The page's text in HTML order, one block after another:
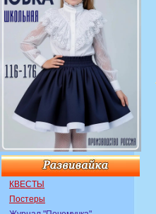
КВЕСТЫ
Постеры